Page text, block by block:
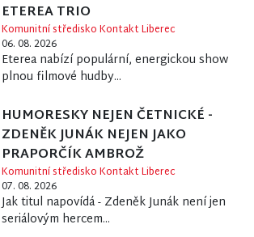
ETEREA TRIO
Komunitní středisko Kontakt Liberec
06. 08. 2026
Eterea nabízí populární, energickou show
plnou filmové hudby...
HUMORESKY NEJEN ČETNICKÉ -
ZDENĚK JUNÁK NEJEN JAKO
PRAPORČÍK AMBROŽ
Komunitní středisko Kontakt Liberec
07. 08. 2026
Jak titul napovídá - Zdeněk Junák není jen
seriálovým hercem...